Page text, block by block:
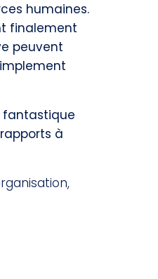
humaines.
finalement
peuvent
fantastique
à